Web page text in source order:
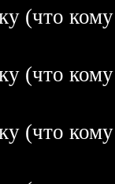
(что
(что
(что